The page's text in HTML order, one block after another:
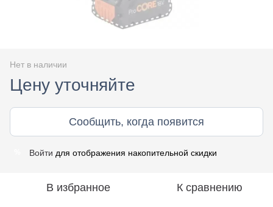
Нет в наличии
Цену уточняйте
Сообщить, когда появится
Войти для отображения накопительной скидки
В избранное К сравнению